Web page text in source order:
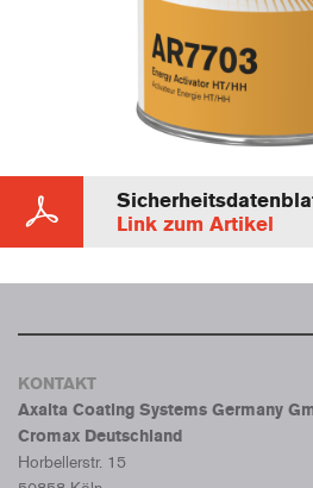
Link zum Artikel
KONTAKT
Axalta Coating Systems Germany
Cromax Deutschland
Horbellerstr. 15